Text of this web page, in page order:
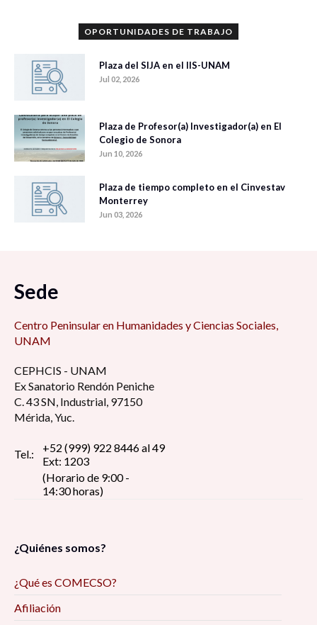
OPORTUNIDADES DE TRABAJO
Plaza del SIJA en el IIS-UNAM
Jul 02, 2026
Plaza de Profesor(a) Investigador(a) en El
Colegio de Sonora
Jun 10, 2026
Plaza de tiempo completo en el Cinvestav
Monterrey
Jun 03, 2026
Sede
Centro Peninsular en Humanidades y Ciencias Sociales,
UNAM
CEPHCIS - UNAM
Ex Sanatorio Rendón Peniche
C. 43 SN, Industrial, 97150
Mérida, Yuc.
Tel.:
+52 (999) 922 8446 al 49
Ext: 1203
(Horario de 9:00 -
14:30 horas)
¿Quiénes somos?
¿Qué es COMECSO?
Afiliación